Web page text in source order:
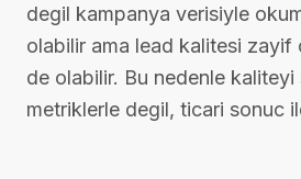
degil kampanya verisiyle
olabilir ama lead kalitesi zayif
de olabilir. Bu nedenle
metriklerle degil, ticari sonuc